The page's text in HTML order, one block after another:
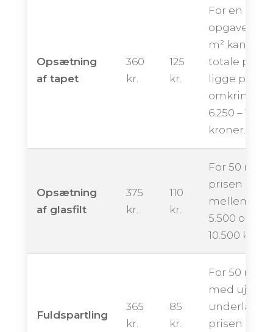
Opsætning
af tapet
360
kr.
125
kr.
For en
opgave på
m² kan den
totale pris
ligge på
omkring
6.250 – 11.500
kroner.
Opsætning
af glasfilt
375
kr.
110
kr.
For 50 m²
prisen ende
mellem ca.
5.500 og
10.500
Fuldspartling
365
kr.
85
kr.
For 50 m²
med
underlag
prisen ligge